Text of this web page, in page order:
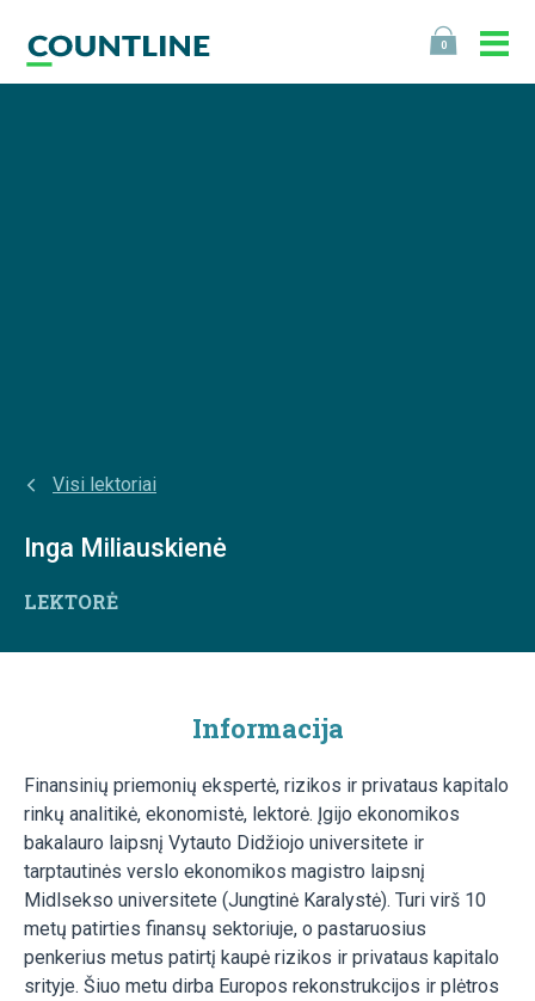
0
Visi lektoriai
Inga Miliauskienė
LEKTORĖ
Informacija
Finansinių priemonių ekspertė, rizikos ir privataus kapitalo
rinkų analitikė, ekonomistė, lektorė. Įgijo ekonomikos
bakalauro laipsnį Vytauto Didžiojo universitete ir
tarptautinės verslo ekonomikos magistro laipsnį
Midlsekso universitete (Jungtinė Karalystė). Turi virš 10
metų patirties finansų sektoriuje, o pastaruosius
penkerius metus patirtį kaupė rizikos ir privataus kapitalo
srityje. Šiuo metu dirba Europos rekonstrukcijos ir plėtros